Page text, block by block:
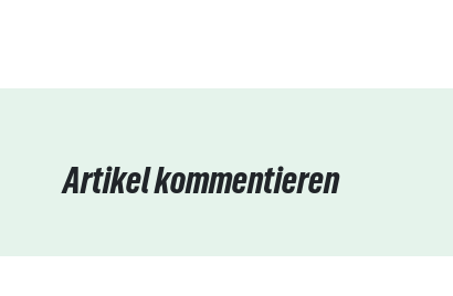
Artikel kommentieren